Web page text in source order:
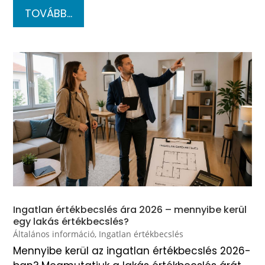
TOVÁBB...
Ingatlan értékbecslés ára 2026 – mennyibe kerül
egy lakás értékbecslés?
Általános információ, Ingatlan értékbecslés
Mennyibe kerül az ingatlan értékbecslés 2026-